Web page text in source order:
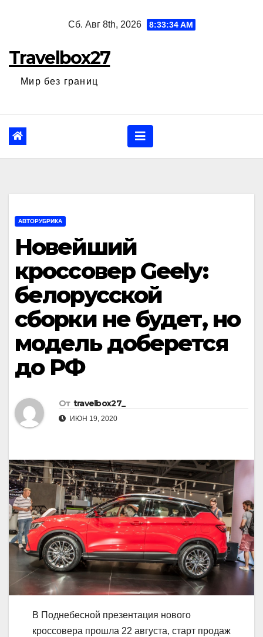
Сб. Авг 8th, 2026 8:33:35 AM
Travelbox27
Мир без границ
АВТОРУБРИКА
Новейший
кроссовер Geely:
белорусской
сборки не будет, но
модель доберется
до РФ
От travelbox27_
ИЮН 19, 2020
В Поднебесной презентация нового
кроссовера прошла 22 августа, старт продаж